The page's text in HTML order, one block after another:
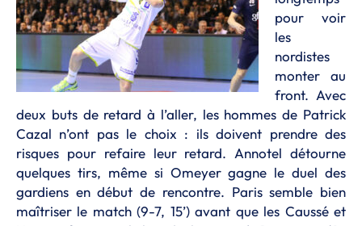
pour voir
les
nordistes
monter au
front. Avec
deux buts de retard à l’aller, les hommes de Patrick
Cazal n’ont pas le choix : ils doivent prendre des
risques pour refaire leur retard. Annotel détourne
quelques tirs, même si Omeyer gagne le duel des
gardiens en début de rencontre. Paris semble bien
maîtriser le match (9-7, 15’) avant que les Caussé et